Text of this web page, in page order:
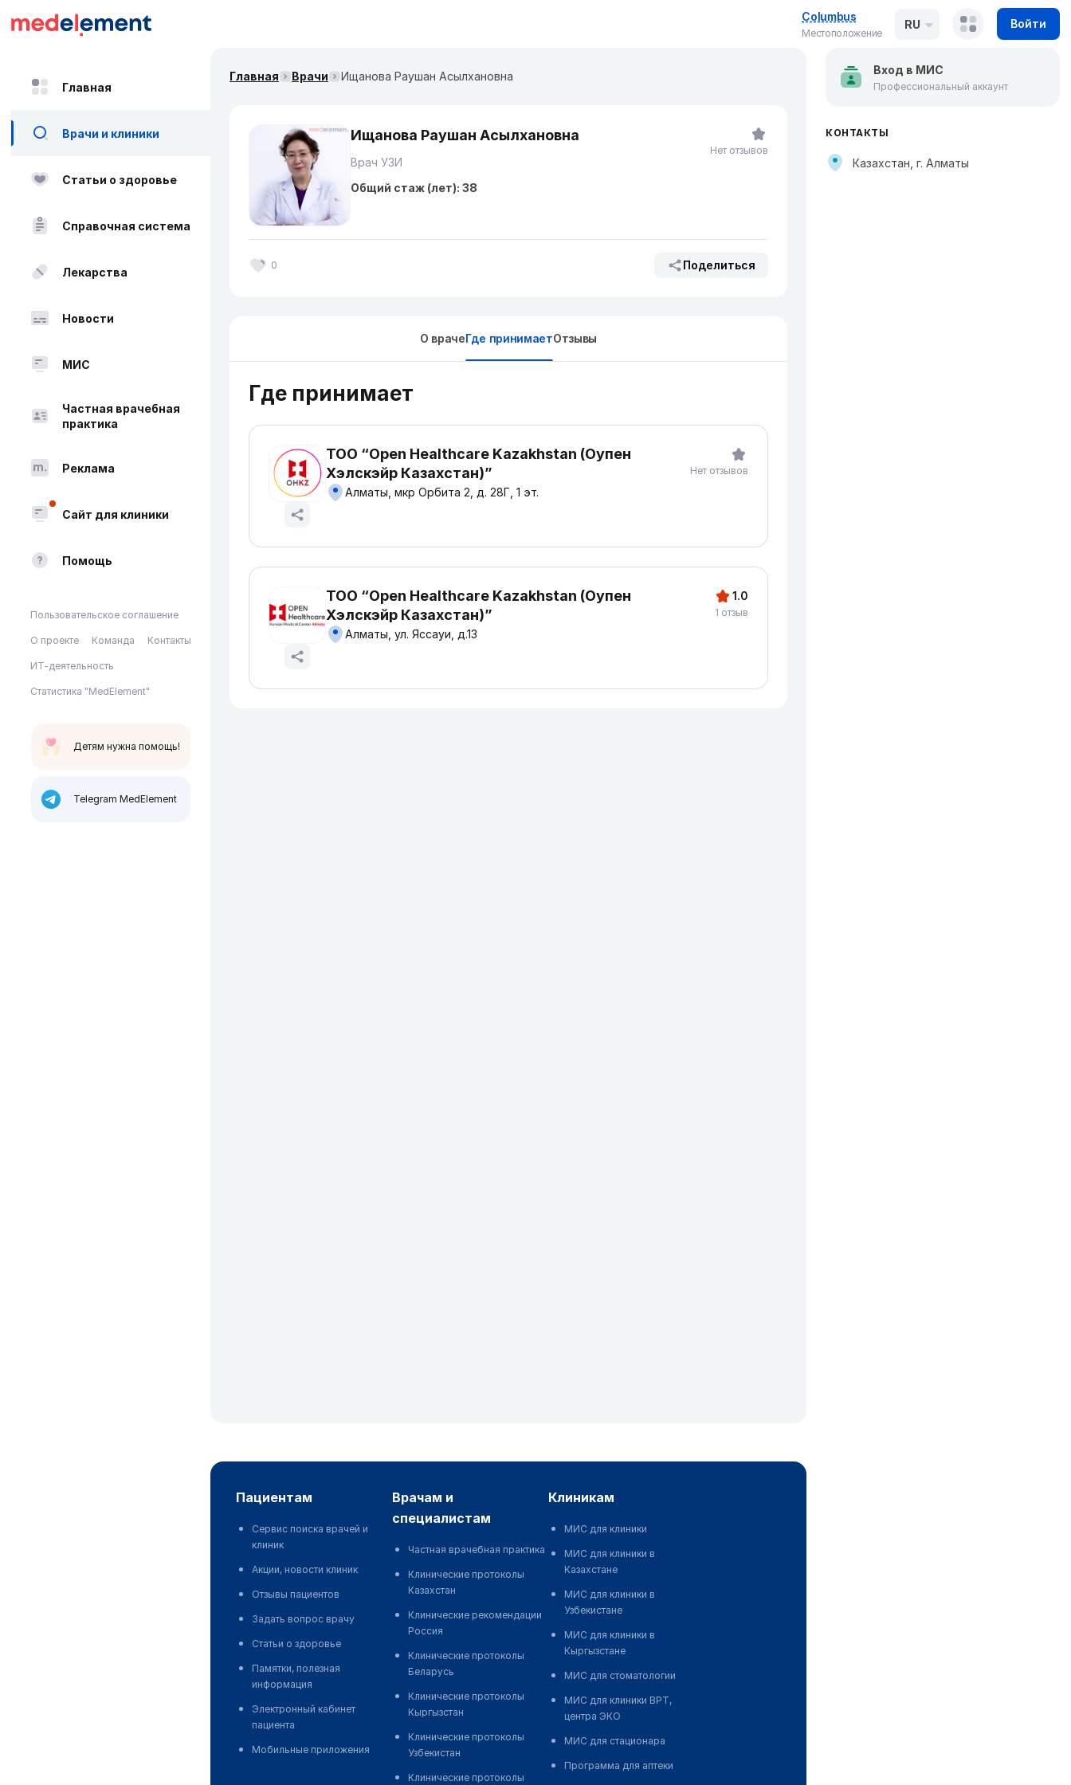
Columbus
Местоположение
RU Войти
Главная
Врачи и клиники
Статьи о здоровье
Справочная система
Лекарства
Новости
МИС
Частная врачебная
практика
Реклама
Сайт для клиники
Помощь
Пользовательское соглашение
О проекте Команда Контакты
ИТ-деятельность
Статистика "MedElement"
Детям нужна помощь!
Telegram MedElement
Главная Врачи Ищанова Раушан Асылхановна
Ищанова Раушан Асылхановна
Врач УЗИ
Общий стаж (лет): 38
0 Поделиться
Нет отзывов
О врачеГде принимаетОтзывы
Где принимает
ТОО “Open Healthcare Kazakhstan (Оупен
Хэлскэйр Казахстан)”
Алматы, мкр Орбита 2, д. 28Г, 1 эт.
Нет отзывов
ТОО “Open Healthcare Kazakhstan (Оупен
Хэлскэйр Казахстан)”
Алматы, ул. Яссауи, д.13
1.0
1 отзыв
пациентам
Сервис поиска врачей и
клиник
Акции, новости клиник
Отзывы пациентов
Задать вопрос врачу
Статьи о здоровье
Памятки, полезная
информация
Электронный кабинет
пациента
Мобильные приложения
врачам и
специалистам
Частная врачебная практика
Клинические протоколы
Казахстан
Клинические рекомендации
Россия
Клинические протоколы
Беларусь
Клинические протоколы
Кыргызстан
Клинические протоколы
Узбекистан
Клинические протоколы
клиникам
МИС для клиники
МИС для клиники в
Казахстане
МИС для клиники в
Узбекистане
МИС для клиники в
Кыргызстане
МИС для стоматологии
МИС для клиники ВРТ,
центра ЭКО
МИС для стационара
Программа для аптеки
Вход в МИС
Профессиональный аккаунт
КОНТАКТЫ
Казахстан, г. Алматы